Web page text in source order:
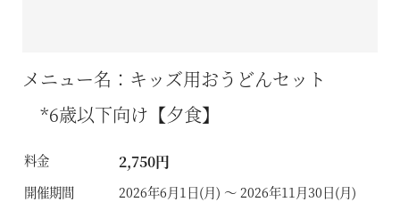
メニュー名：キッズ用おうどんセット
*6歳以下向け【夕食】
料金 2,750円
開催期間
2026年6月1日(月) ～ 2026年11月30日(月)